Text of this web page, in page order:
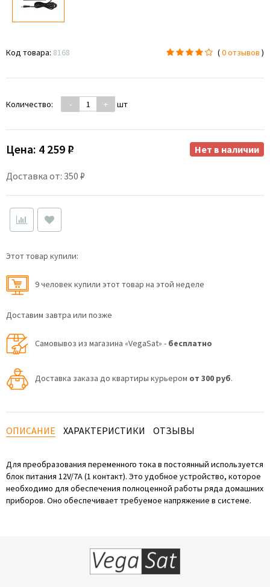
Код товара: 8168 (0 отзывов )
Количество: - + шт
Цена: 4 259 ₽
Доставка от: 350 ₽
Нет в наличии
Этот товар купили:
9 человек купили этот товар на этой неделе
Доставим завтра или позже
Самовывоз из магазина «VegaSat» - бесплатно
Доставка заказа до квартиры курьером от 300 руб.
ОПИСАНИЕ ХАРАКТЕРИСТИКИ ОТЗЫВЫ
Для преобразования переменного тока в постоянный используется
блок питания 12V/7A (1 контакт). Это удобное устройство, которое
необходимо для обеспечения полноценной работы ряда домашних
приборов. Оно обеспечивает требуемое напряжение в системе.